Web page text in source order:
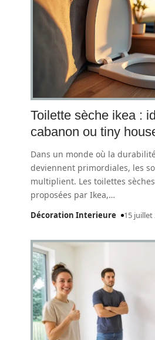
Toilette sèche ikea :
cabanon ou tiny
Dans un monde où la
deviennent primordiales, les
multiplient. Les toilettes
proposées par Ikea,…
Décoration Interieure 15 juillet